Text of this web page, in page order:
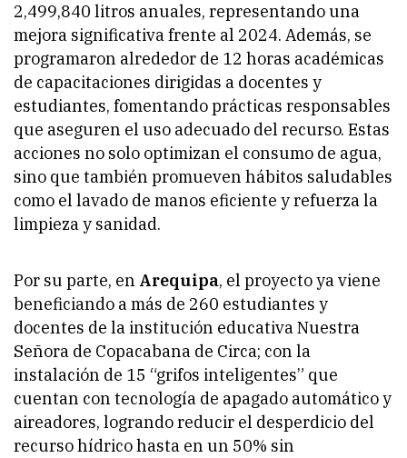
2,499,840 litros anuales, representando una
mejora significativa frente al 2024. Además, se
programaron alrededor de 12 horas académicas
de capacitaciones dirigidas a docentes y
estudiantes, fomentando prácticas responsables
que aseguren el uso adecuado del recurso. Estas
acciones no solo optimizan el consumo de agua,
sino que también promueven hábitos saludables
como el lavado de manos eficiente y refuerza la
limpieza y sanidad.
Por su parte, en Arequipa, el proyecto ya viene
beneficiando a más de 260 estudiantes y
docentes de la institución educativa Nuestra
Señora de Copacabana de Circa; con la
instalación de 15 “grifos inteligentes” que
cuentan con tecnología de apagado automático y
aireadores, logrando reducir el desperdicio del
recurso hídrico hasta en un 50% sin